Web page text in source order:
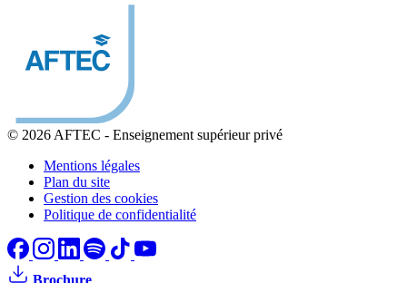
© 2026 AFTEC - Enseignement supérieur privé
Mentions légales
Plan du site
Gestion des cookies
Politique de confidentialité